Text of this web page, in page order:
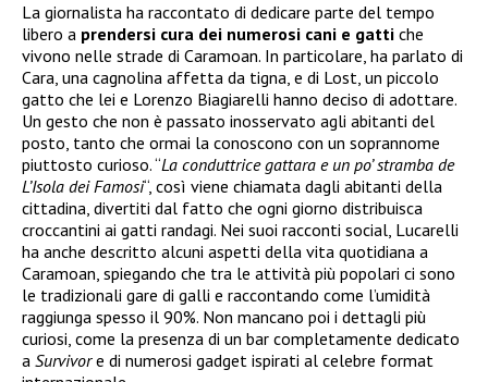
La giornalista ha raccontato di dedicare parte del tempo
libero a prendersi cura dei numerosi cani e gatti che
vivono nelle strade di Caramoan. In particolare, ha parlato di
Cara, una cagnolina affetta da tigna, e di Lost, un piccolo
gatto che lei e Lorenzo Biagiarelli hanno deciso di adottare.
Un gesto che non è passato inosservato agli abitanti del
posto, tanto che ormai la conoscono con un soprannome
piuttosto curioso. “La conduttrice gattara e un po’ stramba de
L’Isola dei Famosi“, così viene chiamata dagli abitanti della
cittadina, divertiti dal fatto che ogni giorno distribuisca
croccantini ai gatti randagi. Nei suoi racconti social, Lucarelli
ha anche descritto alcuni aspetti della vita quotidiana a
Caramoan, spiegando che tra le attività più popolari ci sono
le tradizionali gare di galli e raccontando come l’umidità
raggiunga spesso il 90%. Non mancano poi i dettagli più
curiosi, come la presenza di un bar completamente dedicato
a Survivore di numerosi gadget ispirati al celebre format